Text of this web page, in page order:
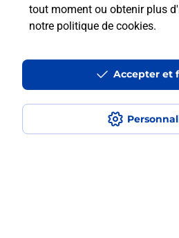
tout moment ou obtenir plus
notre politique de cookies.
Accepter et
Quel est le prix d’une